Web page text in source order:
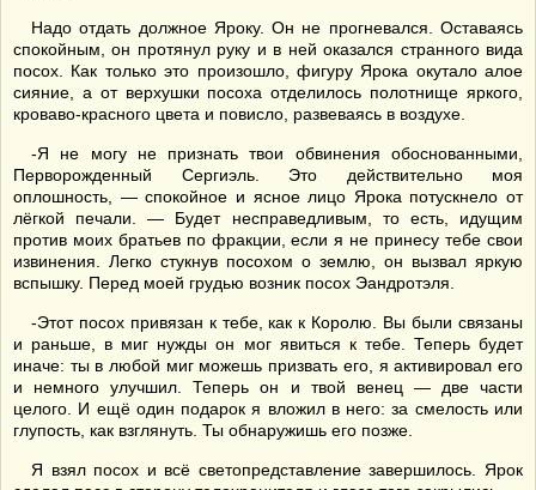
Надо отдать должное Яроку. Он не прогневался. Оставаясь
спокойным, он протянул руку и в ней оказался странного вида
посох. Как только это произошло, фигуру Ярока окутало алое
сияние, а от верхушки посоха отделилось полотнище яркого,
кроваво-красного цвета и повисло, развеваясь в воздухе.
-Я не могу не признать твои обвинения обоснованными,
Перворожденный Сергиэль. Это действительно моя
оплошность, — спокойное и ясное лицо Ярока потускнело от
лёгкой печали. — Будет несправедливым, то есть, идущим
против моих братьев по фракции, если я не принесу тебе свои
извинения. Легко стукнув посохом о землю, он вызвал яркую
вспышку. Перед моей грудью возник посох Эандротэля.
-Этот посох привязан к тебе, как к Королю. Вы были связаны
и раньше, в миг нужды он мог явиться к тебе. Теперь будет
иначе: ты в любой миг можешь призвать его, я активировал его
и немного улучшил. Теперь он и твой венец — две части
целого. И ещё один подарок я вложил в него: за смелость или
глупость, как взглянуть. Ты обнаружишь его позже.
Я взял посох и всё светопредставление завершилось. Ярок